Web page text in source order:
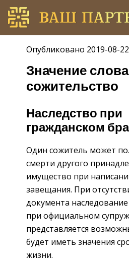
Опубликовано 2019-08-22
Значение слова
сожительство
Наследство при
гражданском
Один сожитель может
смерти другого
имущество при
завещания. При
документа
при официальном
представляется
будет иметь значения
жизни.